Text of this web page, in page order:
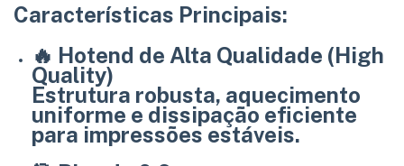
Características Principais:
🔥 Hotend de Alta Qualidade (High
Quality)
Estrutura robusta, aquecimento
uniforme e dissipação eficiente
para impressões estáveis.